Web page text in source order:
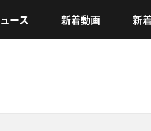
ース 新着動画 新